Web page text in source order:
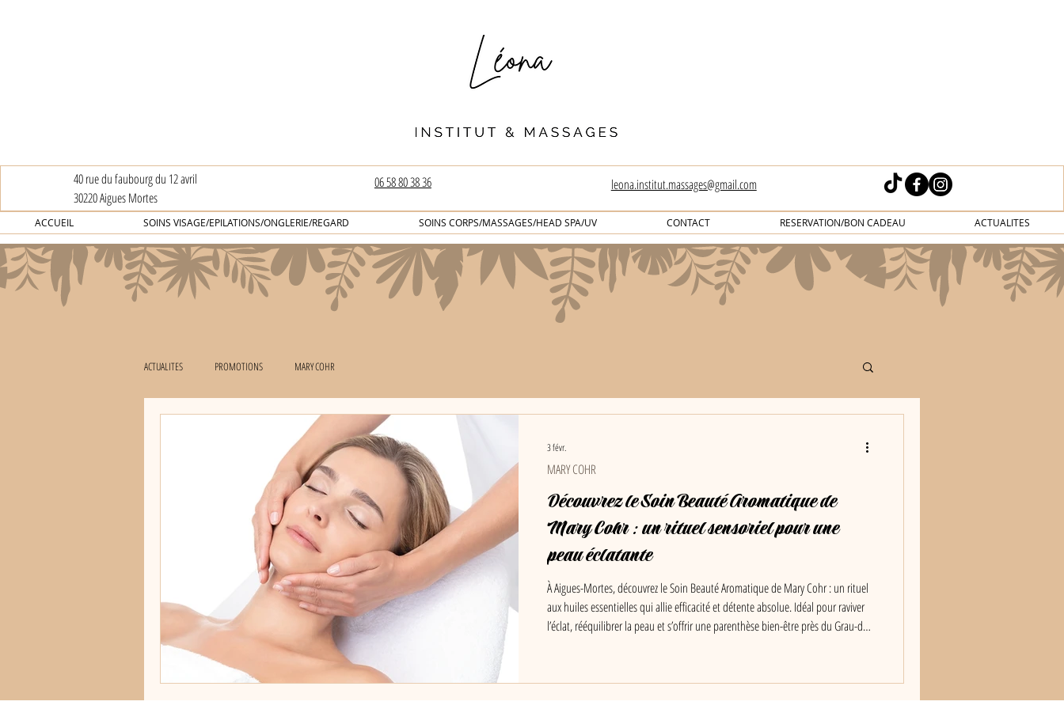
40 rue du faubourg du 12 avril
30220 Aigues Mortes
06 58 80 38 36 leona.institut.massages@gmail.com
ACCUEIL SOINS VISAGE/EPILATIONS/ONGLERIE/REGARD SOINS CORPS/MASSAGES/HEAD SPA/UV CONTACT RESERVATION/BON CADEAU ACTUALITES
ACTUALITES PROMOTIONS MARY COHR
Découvrez le Soin Beauté Aromatique de
Mary Cohr : un rituel sensoriel pour une
peau éclatante
À Aigues-Mortes, découvrez le Soin Beauté Aromatique de Mary Cohr : un rituel
aux huiles essentielles qui allie efficacité et détente absolue. Idéal pour raviver
l’éclat, rééquilibrer la peau et s’offrir une parenthèse bien-être près du Grau-du-
MARY COHR
3 févr.